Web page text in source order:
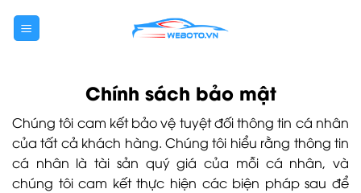
qua
Chính sách bảo mật
Chúng tôi cam kết bảo vệ tuyệt đối thông tin cá nhân
của tất cả khách hàng. Chúng tôi hiểu rằng thông tin
cá nhân là tài sản quý giá của mỗi cá nhân, và
chúng tôi cam kết thực hiện các biện pháp sau để